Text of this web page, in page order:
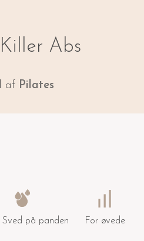
Abs
af Pilates
Sved på panden For øvede